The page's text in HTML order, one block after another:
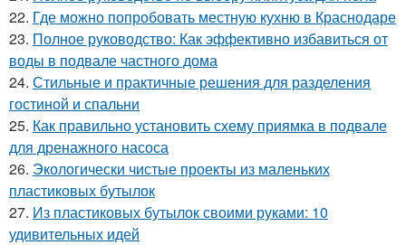
22. Где можно попробовать местную кухню в Краснодаре
23. Полное руководство: Как эффективно избавиться от
воды в подвале частного дома
24. Стильные и практичные решения для разделения
гостиной и спальни
25. Как правильно установить схему приямка в подвале
для дренажного насоса
26. Экологически чистые проекты из маленьких
пластиковых бутылок
27. Из пластиковых бутылок своими руками: 10
удивительных идей